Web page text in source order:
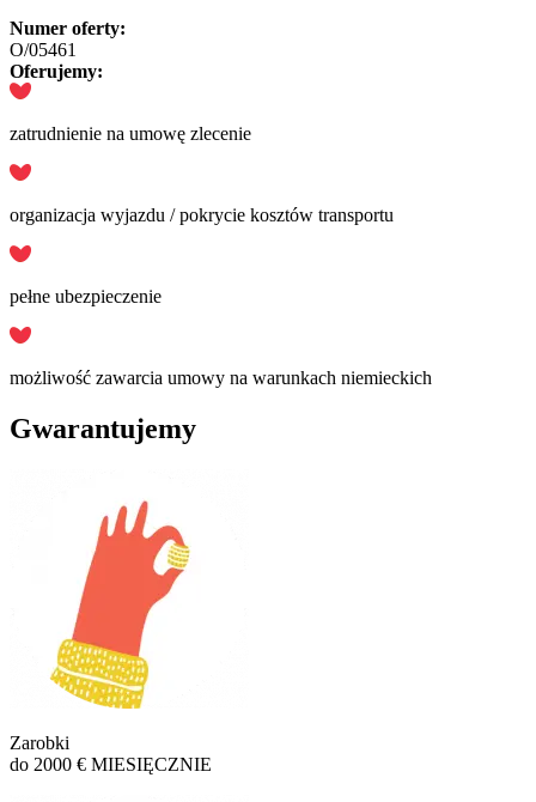
Numer oferty:
O/05461
Oferujemy:
zatrudnienie na umowę zlecenie
organizacja wyjazdu / pokrycie kosztów transportu
pełne ubezpieczenie
możliwość zawarcia umowy na warunkach niemieckich
Gwarantujemy
Zarobki
do 2000 € MIESIĘCZNIE